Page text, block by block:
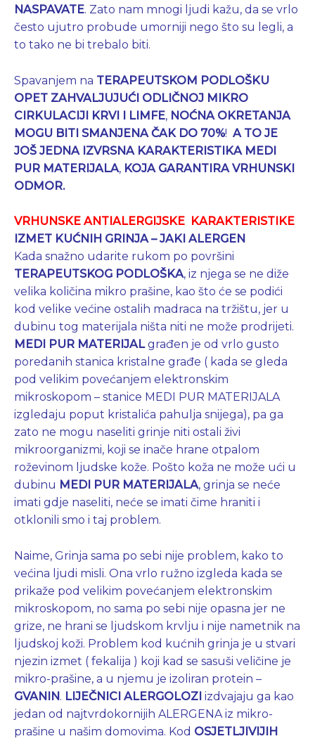
NASPAVATE. Zato nam mnogi ljudi kažu, da se vrlo
često ujutro probude umorniji nego što su legli, a
to tako ne bi trebalo biti.
Spavanjem na TERAPEUTSKOM PODLOŠKU
OPET ZAHVALJUJUĆI ODLIČNOJ MIKRO
CIRKULACIJI KRVI I LIMFE, NOĆNA OKRETANJA
MOGU BITI SMANJENA ČAK DO 70%! A TO JE
JOŠ JEDNA IZVRSNA KARAKTERISTIKA MEDI
PUR MATERIJALA, KOJA GARANTIRA VRHUNSKI
ODMOR.
VRHUNSKE ANTIALERGIJSKE KARAKTERISTIKE
IZMET KUĆNIH GRINJA – JAKI ALERGEN
Kada snažno udarite rukom po površini
TERAPEUTSKOG PODLOŠKA, iz njega se ne diže
velika količina mikro prašine, kao što će se podići
kod velike većine ostalih madraca na tržištu, jer u
dubinu tog materijala ništa niti ne može prodrijeti.
MEDI PUR MATERIJALgrađen je od vrlo gusto
poredanih stanica kristalne građe ( kada se gleda
pod velikim povećanjem elektronskim
mikroskopom – stanice MEDI PUR MATERIJALA
izgledaju poput kristalića pahulja snijega), pa ga
zato ne mogu naseliti grinje niti ostali živi
mikroorganizmi, koji se inače hrane otpalom
roževinom ljudske kože. Pošto koža ne može ući u
dubinu MEDI PUR MATERIJALA, grinja se neće
imati gdje naseliti, neće se imati čime hraniti i
otklonili smo i taj problem.
Naime, Grinja sama po sebi nije problem, kako to
većina ljudi misli. Ona vrlo ružno izgleda kada se
prikaže pod velikim povećanjem elektronskim
mikroskopom, no sama po sebi nije opasna jer ne
grize, ne hrani se ljudskom krvlju i nije nametnik na
ljudskoj koži. Problem kod kućnih grinja je u stvari
njezin izmet ( fekalija ) koji kad se sasuši veličine je
mikro-prašine, a u njemu je izoliran protein –
GVANIN. LIJEČNICI ALERGOLOZI izdvajaju ga kao
jedan od najtvrdokornijih ALERGENA iz mikro-
prašine u našim domovima. Kod OSJETLJIVIJIH